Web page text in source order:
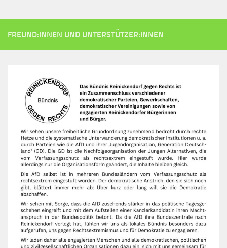
FREUND:INNEN UND UNTERSTÜTZER:INNEN